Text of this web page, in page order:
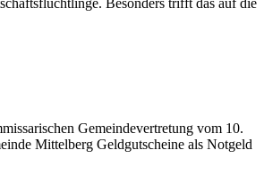
Gemeindevertretung vom 10.
Mittelberg Geldgutscheine als Notgeld